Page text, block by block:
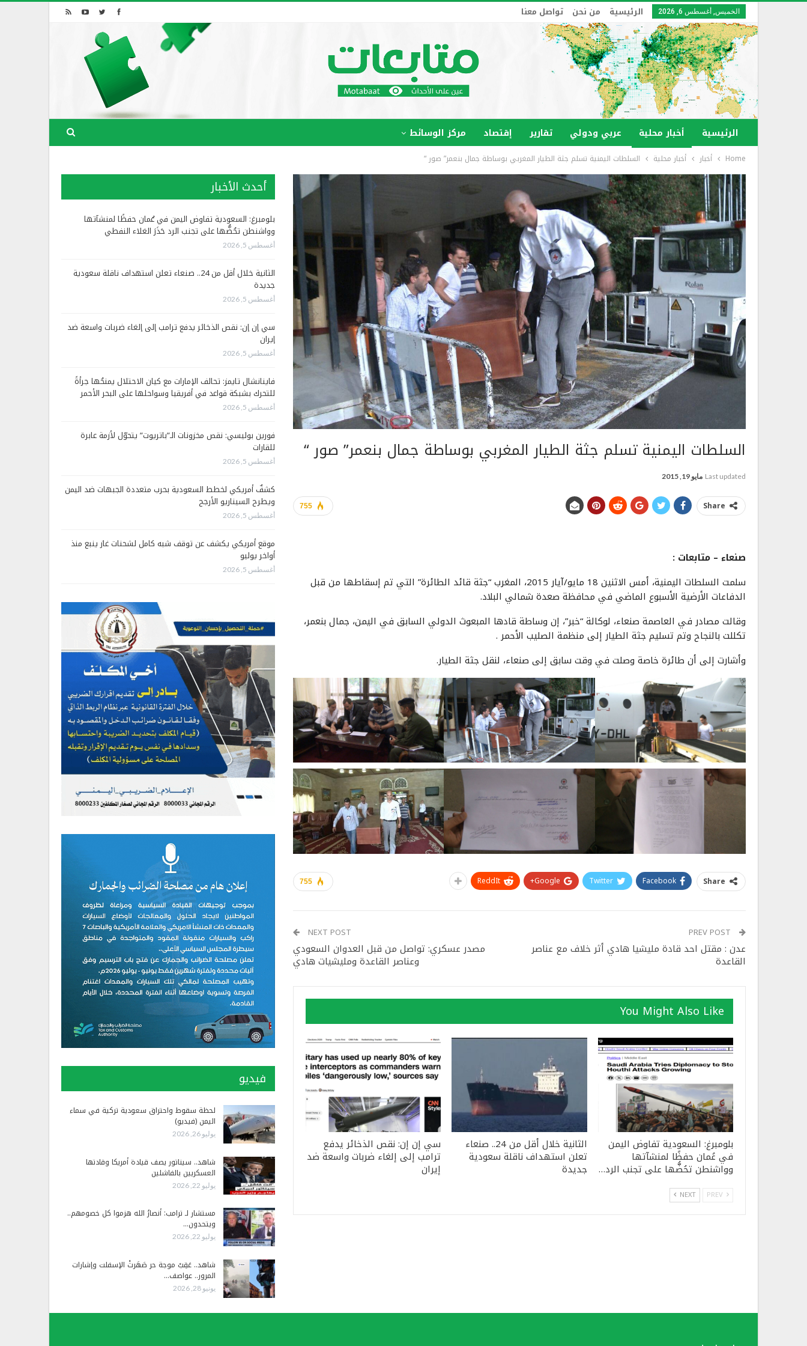
الخميس, أغسطس 6, 2026 الرئيسية من نحن تواصل معنا
الرئيسية أخبار محلية عربي ودولي تقارير إقتصاد مركز الوسائط
Home أخبار أخبار محلية السلطات اليمنية تسلم جثة الطيار المغربي بوساطة جمال بنعمر” صور “
السلطات اليمنية تسلم جثة الطيار المغربي بوساطة جمال بنعمر” صور “
Last updated مايو 19, 2015
755 Share
صنعاء – متابعات :
سلمت السلطات اليمنية، أمس الاثنين 18 مايو/آيار 2015، المغرب “جثة قائد الطائرة” التي تم إسقاطها من قبل
الدفاعات الأرضية الأسبوع الماضي في محافظة صعدة شمالي البلاد.
وقالت مصادر في العاصمة صنعاء، لوكالة “خبر”، إن وساطة قادها المبعوث الدولي السابق في اليمن، جمال بنعمر،
تكللت بالنجاح وتم تسليم جثة الطيار إلى منظمة الصليب الأحمر .
وأشارت إلى أن طائرة خاصة وصلت في وقت سابق إلى صنعاء، لنقل جثة الطيار.
755 Share
Facebook
Twitter
Google+
ReddIt
عدن : مقتل احد قادة مليشيا هادي أثر خلاف مع عناصر
القاعدة
NEXT POST
مصدر عسكري: تواصل من قبل العدوان السعودي
وعناصر القاعدة ومليشيات هادي
You Might Also Like
بلومبرغ: السعودية تفاوض اليمن
في عُمان حفظًا لمنشآتها
وواشنطن تحُضُّها على تجنب الرد…
الثانية خلال أقل من 24.. صنعاء
تعلن استهداف ناقلة سعودية
جديدة
سي إن إن: نقص الذخائر يدفع
ترامب إلى إلغاء ضربات واسعة ضد
إيران
NEXT
أحدث الأخبار
بلومبرغ: السعودية تفاوض اليمن في عُمان حفظًا لمنشآتها
وواشنطن تحُضُّها على تجنب الرد حَذَرَ الغلاء النفطي
أغسطس 5, 2026
الثانية خلال أقل من 24.. صنعاء تعلن استهداف ناقلة سعودية
جديدة
أغسطس 5, 2026
سي إن إن: نقص الذخائر يدفع ترامب إلى إلغاء ضربات واسعة ضد
إيران
أغسطس 5, 2026
فاينانشال تايمز: تحالف الإمارات مع كيان الاحتلال يمنحُها جرأةً
للتحرك بشبكة قواعد في أفريقيا وسواحلها على البحر الأحمر
أغسطس 5, 2026
فورين بوليسي: نقص مخزونات الـ”باتريوت” يتحوّل لأزمة عابرة
للقارات
أغسطس 5, 2026
كشفٌ أمريكي لخطط السعودية بحرب متعددة الجبهات ضد اليمن
ويطرح السيناريو الأرجح
أغسطس 5, 2026
موقع أمريكي يكشف عن توقف شبه كامل لشحنات غاز ينبع منذ
أواخر يوليو
أغسطس 5, 2026
فيديو
لحظة سقوط واحتراق سعودية تركية في سماء
اليمن (فيديو)
يوليو 26, 2026
شاهد.. سيناتور يصف قيادة أمريكا وقادتها
العسكريين بالفاشلين
يوليو 22, 2026
مستشار لـ ترامب: أنصارُ الله هزموا كل خصومهم..
ويتحدون…
يوليو 22, 2026
شاهد.. عَقِبْ موجة حر صَهَرتْ الإسفلت وإشارات
المرور.. عواصف…
يونيو 28, 2026